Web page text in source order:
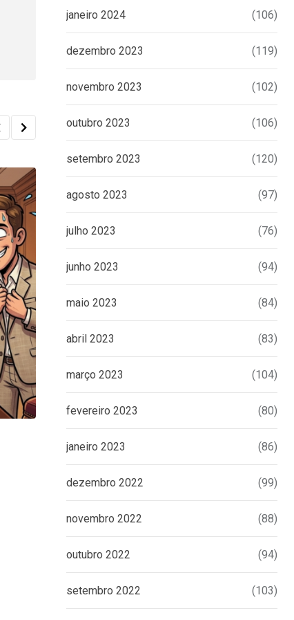
UNCATEGORIZED
tomar
janeiro 2024 (106)
dezembro 2023 (119)
novembro 2023 (102)
outubro 2023 (106)
setembro 2023 (120)
agosto 2023 (97)
julho 2023 (76)
junho 2023 (94)
maio 2023 (84)
abril 2023 (83)
março 2023 (104)
fevereiro 2023 (80)
janeiro 2023 (86)
dezembro 2022 (99)
novembro 2022 (88)
outubro 2022 (94)
setembro 2022 (103)